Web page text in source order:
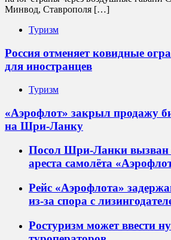
Минвод, Ставрополя […]
Туризм
Россия отменяет ковидные
для иностранцев
Туризм
«Аэрофлот» закрыл продажу
на Шри-Ланку
Посол Шри-Ланки
ареста самолёта
Рейс «Аэрофлота»
из-за спора с
Ростуризм может ввести